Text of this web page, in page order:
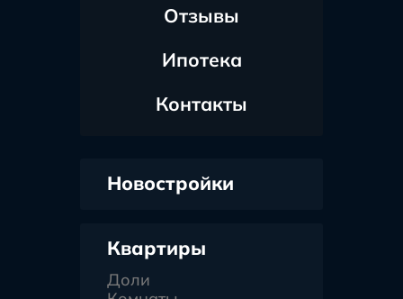
Отзывы
Ипотека
Контакты
Новостройки
Квартиры
Доли